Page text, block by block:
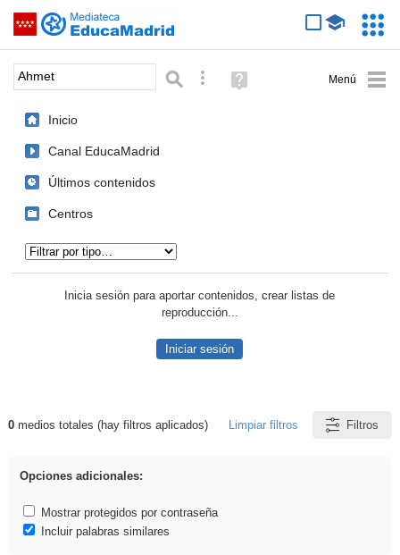
Saltar navegación
Palabra o frase: Búsqueda avanzada
Ayuda
(en
Inicio
Canal EducaMadrid
Últimos contenidos
Centros
Inicia sesión para aportar contenidos, crear listas de
reproducción...
Iniciar sesión
Resultados de: Ahmet
0medios totales (hay filtros aplicados) Limpiar filtros Filtros
Opciones adicionales:
Mostrar protegidos por contraseña
Incluir palabras similares